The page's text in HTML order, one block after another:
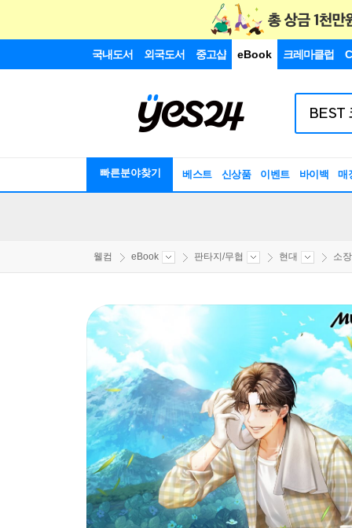
국내도서 외국도서 중고샵 eBook 크레마클럽
빠른분야찾기 베스트 신상품 이벤트 바이백 매
웰컴 eBook 판타지/무협 현대 소장